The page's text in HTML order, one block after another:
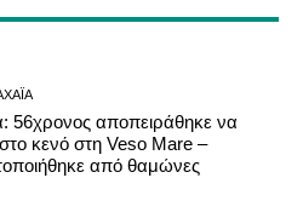
56χρονος αποπειράθηκε να
κενό στη Veso Mare –
από θαμώνες